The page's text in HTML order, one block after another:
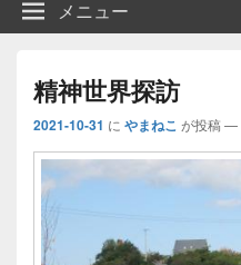
メニュー
精神世界探訪
2021-10-31 に やまねこ が投稿 —